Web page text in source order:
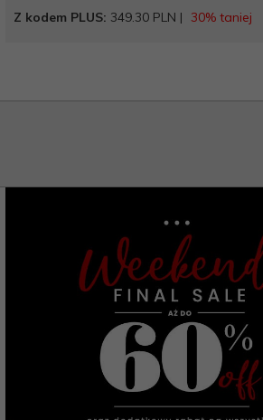
Z kodem PLUS: 349.30 PLN | 30% taniej